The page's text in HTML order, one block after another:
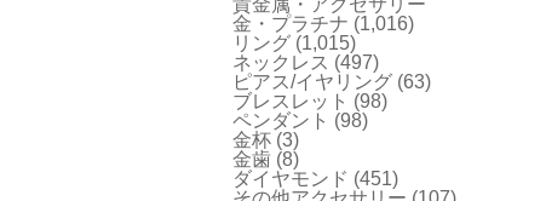
貴金属・アクセサリー
金・プラチナ (1,016)
リング (1,015)
ネックレス (497)
ピアス/イヤリング (63)
ブレスレット (98)
ペンダント (98)
金杯 (3)
金歯 (8)
ダイヤモンド (451)